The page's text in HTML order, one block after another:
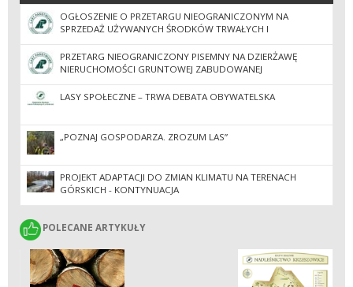
OGŁOSZENIE O PRZETARGU NIEOGRANICZONYM NA
SPRZEDAŻ UŻYWANYCH ŚRODKÓW TRWAŁYCH I
NIETRWAŁYCH
PRZETARG NIEOGRANICZONY PISEMNY NA DZIERŻAWĘ
NIERUCHOMOŚCI GRUNTOWEJ ZABUDOWANEJ
LASY SPOŁECZNE – TRWA DEBATA OBYWATELSKA
„POZNAJ GOSPODARZA. ZROZUM LAS”
PROJEKT ADAPTACJI DO ZMIAN KLIMATU NA TERENACH
GÓRSKICH - KONTYNUACJA
POLECANE ARTYKUŁY
POLECANE ARTYKUŁY